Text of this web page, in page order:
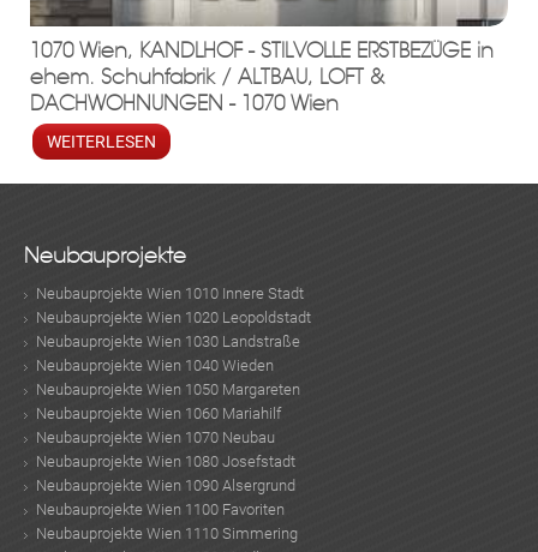
ok am
1070 Wien, KANDLHOF - STILVOLLE ERSTBEZÜGE in
ehem. Schuhfabrik / ALTBAU, LOFT &
DACHWOHNUNGEN - 1070 Wien
WEITERLESEN
Neubauprojekte
Neubauprojekte Wien 1010 Innere Stadt
Neubauprojekte Wien 1020 Leopoldstadt
Neubauprojekte Wien 1030 Landstraße
Neubauprojekte Wien 1040 Wieden
Neubauprojekte Wien 1050 Margareten
Neubauprojekte Wien 1060 Mariahilf
Neubauprojekte Wien 1070 Neubau
Neubauprojekte Wien 1080 Josefstadt
Neubauprojekte Wien 1090 Alsergrund
Neubauprojekte Wien 1100 Favoriten
Neubauprojekte Wien 1110 Simmering